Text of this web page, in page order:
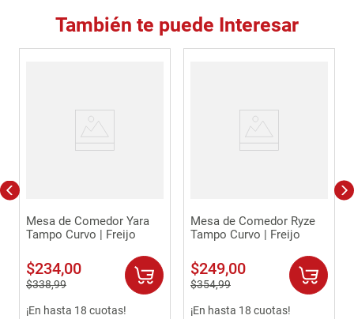
También te puede Interesar
Mesa de Comedor Yara
Tampo Curvo | Freijo
$234,00
$338,99
¡En hasta 18 cuotas!
Mesa de Comedor Ryze
Tampo Curvo | Freijo
$249,00
$354,99
¡En hasta 18 cuotas!